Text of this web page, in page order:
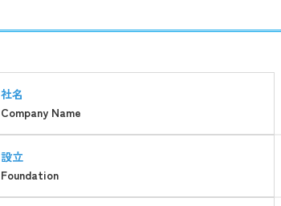
社名
Company Name
設立
Foundation